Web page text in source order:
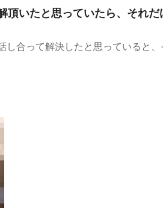
頂いたと思っていたら、それ
し合って解決したと思っていると